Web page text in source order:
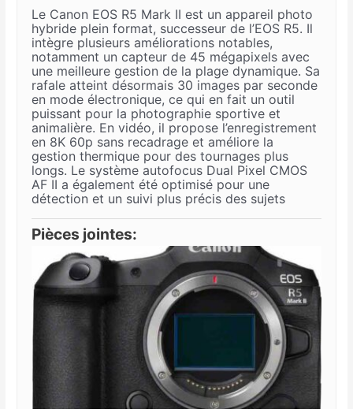
Le Canon EOS R5 Mark II est un appareil photo
hybride plein format, successeur de l’EOS R5. Il
intègre plusieurs améliorations notables,
notamment un capteur de 45 mégapixels avec
une meilleure gestion de la plage dynamique. Sa
rafale atteint désormais 30 images par seconde
en mode électronique, ce qui en fait un outil
puissant pour la photographie sportive et
animalière. En vidéo, il propose l’enregistrement
en 8K 60p sans recadrage et améliore la
gestion thermique pour des tournages plus
longs. Le système autofocus Dual Pixel CMOS
AF II a également été optimisé pour une
détection et un suivi plus précis des sujets​
Pièces jointes: